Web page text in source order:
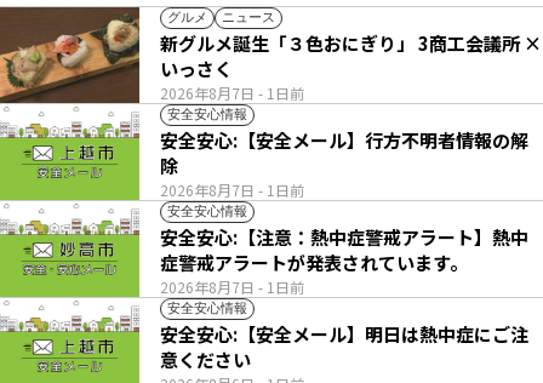
グルメ ニュース
2026年8月7日 - 1日前
新グルメ誕生「３色おにぎり」 3商工会議所 ×
いっさく
安全安心情報
2026年8月7日 - 1日前
安全安心:【安全メール】行方不明者情報の解
除
安全安心情報
2026年8月7日 - 1日前
安全安心:【注意：熱中症警戒アラート】熱中
症警戒アラートが発表されています。
安全安心情報
安全安心:【安全メール】明日は熱中症にご注
意ください